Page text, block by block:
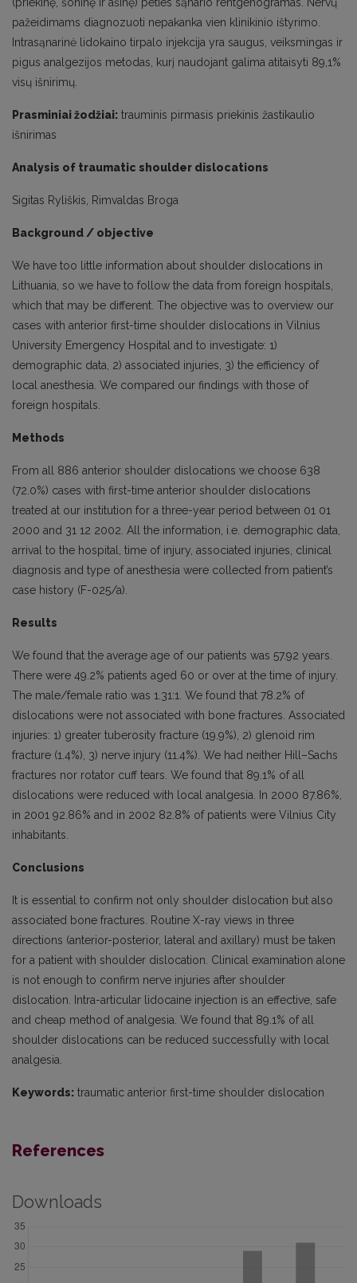
pažeidimams diagnozuoti nepakanka vien klinikinio ištyrimo.
Intrasąnarinė lidokaino tirpalo injekcija yra saugus, veiksmingas ir
pigus analgezijos metodas, kurį naudojant galima atitaisyti 89,1%
visų išnirimų.
Prasminiai žodžiai: trauminis pirmasis priekinis žastikaulio
išnirimas
Analysis of traumatic shoulder dislocations
Sigitas Ryliškis, Rimvaldas Broga
Background / objective
We have too little information about shoulder dislocations in
Lithuania, so we have to follow the data from foreign hospitals,
which that may be different. The objective was to overview our
cases with anterior first-time shoulder dislocations in Vilnius
University Emergency Hospital and to investigate: 1)
demographic data, 2) associated injuries, 3) the efficiency of
local anesthesia. We compared our findings with those of
foreign hospitals.
Methods
From all 886 anterior shoulder dislocations we choose 638
(72.0%) cases with first-time anterior shoulder dislocations
treated at our institution for a three-year period between 01 01
2000 and 31 12 2002. All the information, i.e. demographic data,
arrival to the hospital, time of injury, associated injuries, clinical
diagnosis and type of anesthesia were collected from patient’s
case history (F-025/a).
Results
We found that the average age of our patients was 57.92 years.
There were 49.2% patients aged 60 or over at the time of injury.
The male/female ratio was 1.31:1. We found that 78.2% of
dislocations were not associated with bone fractures. Associated
injuries: 1) greater tuberosity fracture (19.9%), 2) glenoid rim
fracture (1.4%), 3) nerve injury (11.4%). We had neither Hill–Sachs
fractures nor rotator cuff tears. We found that 89.1% of all
dislocations were reduced with local analgesia. In 2000 87.86%,
in 2001 92.86% and in 2002 82.8% of patients were Vilnius City
inhabitants.
Conclusions
It is essential to confirm not only shoulder dislocation but also
associated bone fractures. Routine X-ray views in three
directions (anterior-posterior, lateral and axillary) must be taken
for a patient with shoulder dislocation. Clinical examination alone
is not enough to confirm nerve injuries after shoulder
dislocation. Intra-articular lidocaine injection is an effective, safe
and cheap method of analgesia. We found that 89.1% of all
shoulder dislocations can be reduced successfully with local
analgesia.
Keywords: traumatic anterior first-time shoulder dislocation
References
Downloads